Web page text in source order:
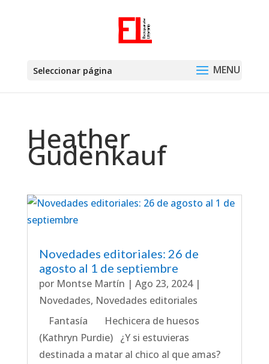
Seleccionar página
Heather
Gudenkauf
Novedades editoriales: 26 de
agosto al 1 de septiembre
por Montse Martín | Ago 23, 2024|
Novedades, Novedades editoriales
Fantasía Hechicera de huesos
(Kathryn Purdie) ¿Y si estuvieras
destinada a matar al chico al que amas?